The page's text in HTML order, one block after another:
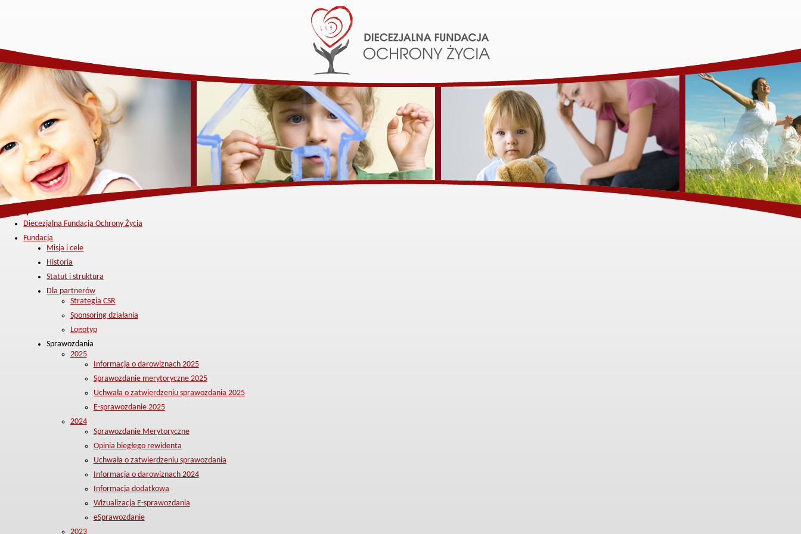
Menu ▼
Diecezjalna Fundacja Ochrony Życia
Fundacja
Misja i cele
Historia
Statut i struktura
Dla partnerów
Strategia CSR
Sponsoring działania
Logotyp
Sprawozdania
2025
Informacja o darowiznach 2025
Sprawozdanie merytoryczne 2025
Uchwała o zatwierdzeniu sprawozdania 2025
E-sprawozdanie 2025
2024
Sprawozdanie Merytoryczne
Opinia biegłego rewidenta
Uchwała o zatwierdzeniu sprawozdania
Informacja o darowiznach 2024
Informacja dodatkowa
Wizualizacja E-sprawozdania
eSprawozdanie
2023